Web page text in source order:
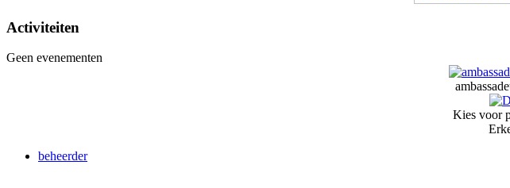
Activiteiten
Geen evenementen
Kies voor
beheerder